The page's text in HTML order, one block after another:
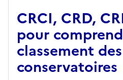
CRCI, CRD,
pour
classement des
conservatoires